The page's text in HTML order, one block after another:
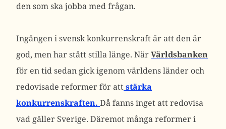
den som ska jobba med frågan.
Ingången i svensk konkurrenskraft är att den är
god, men har stått stilla länge. NärVärldsbanken
för en tid sedan gick igenom världens länder och
redovisade reformer för attstärka
konkurrenskraften. Då fanns inget att redovisa
vad gäller Sverige. Däremot många reformer i